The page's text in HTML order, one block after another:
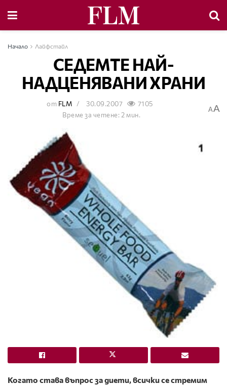
Начало Лайфстайл
СЕДЕМТЕ НАЙ-
НАДЦЕНЯВАНИ ХРАНИ
от FLM 30.09.2007
7105
Време за четене: 2 мин.
AA
Когато става въпрос за диети, всички се стремим